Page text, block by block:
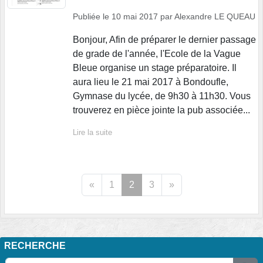
Publiée le 10 mai 2017 parAlexandre LE QUEAU
Bonjour, Afin de préparer le dernier passage
de grade de l'année, l'Ecole de la Vague
Bleue organise un stage préparatoire. Il
aura lieu le 21 mai 2017 à Bondoufle,
Gymnase du lycée, de 9h30 à 11h30. Vous
trouverez en pièce jointe la pub associée...
Lire la suite
« 1 2 3 »
RECHERCHE